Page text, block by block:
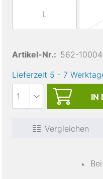
L
Artikel-Nr.: 562-
Lieferzeit 5 - 7
IN
Vergleichen
∗